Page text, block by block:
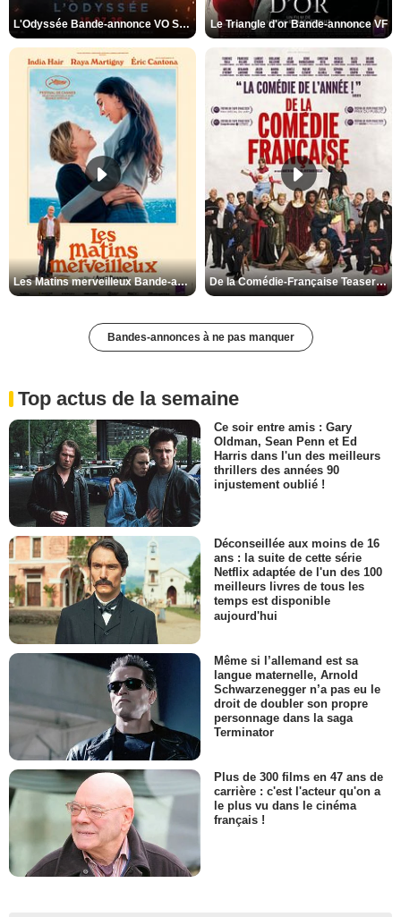
L'Odyssée Bande-annonce VO STFR Le Triangle d'or Bande-annonce VF
Les Matins merveilleux Bande-annonce VF De la Comédie-Française Teaser VF
Bandes-annonces à ne pas manquer
Top actus de la semaine
Ce soir entre amis : Gary
Oldman, Sean Penn et Ed
Harris dans l'un des meilleurs
thrillers des années 90
injustement oublié !
Déconseillée aux moins de 16
ans : la suite de cette série
Netflix adaptée de l'un des 100
meilleurs livres de tous les
temps est disponible
aujourd'hui
Même si l’allemand est sa
langue maternelle, Arnold
Schwarzenegger n’a pas eu le
droit de doubler son propre
personnage dans la saga
Terminator
Plus de 300 films en 47 ans de
carrière : c'est l'acteur qu'on a
le plus vu dans le cinéma
français !